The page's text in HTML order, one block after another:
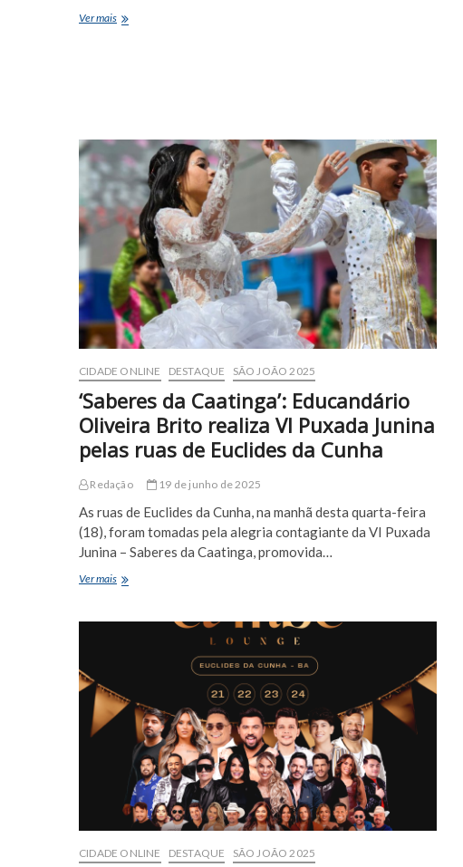
Ver maisNativus
de
Euclides
Cunha
com
muita
alegria
e
tradição
CIDADE ONLINE DESTAQUE SÃO JOÃO 2025
‘Saberes da Caatinga’: Educandário
Oliveira Brito realiza VI Puxada Junina
pelas ruas de Euclides da Cunha
Redação 19 de junho de 2025
As ruas de Euclides da Cunha, na manhã desta quarta-feira
(18), foram tomadas pela alegria contagiante da VI Puxada
Junina – Saberes da Caatinga, promovida…
Ver mais‘Saberes
Educandário
VI
Puxada
Junina
pelas
ruas
Euclides
da
Cunha
CIDADE ONLINE DESTAQUE SÃO JOÃO 2025